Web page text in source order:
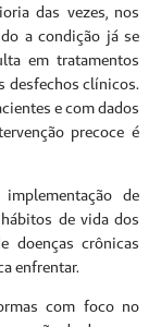
das vezes, nos
a condição já se
em tratamentos
desfechos clínicos.
e com dados
precoce é
de
de vida dos
doenças crônicas
enfrentar.
com foco no